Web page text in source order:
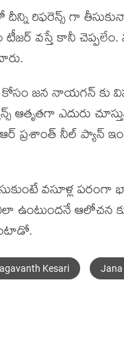
రిఫరెన్స్ గా
టీజర్ వస్తే కానీ
కోసం జన నాయగన్
ఎదురు
ప్రశాంత్ నీల్
వసూళ్ల
ఉంటుందనే ఆలోచన
Kesari Jana